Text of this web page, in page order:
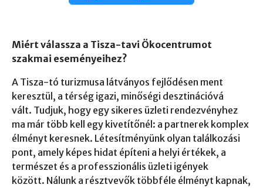
Miért válassza a Tisza-tavi Ökocentrumot
szakmai eseményeihez?
A Tisza-tó turizmusa látványos fejlődésen ment
keresztül, a térség igazi, minőségi desztinációvá
vált. Tudjuk, hogy egy sikeres üzleti rendezvényhez
ma már több kell egy kivetítőnél: a partnerek komplex
élményt keresnek. Létesítményünk olyan találkozási
pont, amely képes hidat építeni a helyi értékek, a
természet és a professzionális üzleti igények
között. Nálunk a résztvevők többféle élményt kapnak,